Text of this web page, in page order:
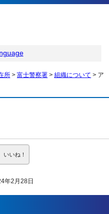
所 > 富士警察署 > 組織について > ア
いね！
年2月28日